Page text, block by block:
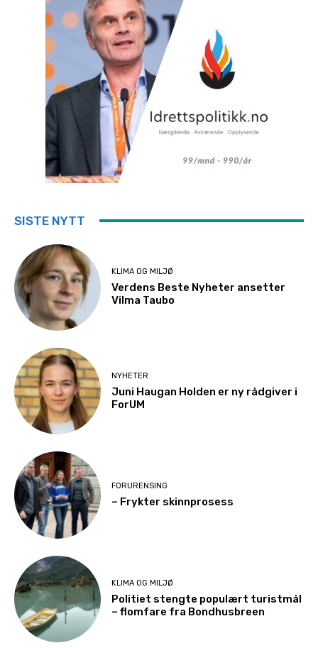
SISTE NYTT
KLIMA OG MILJØ
Verdens Beste Nyheter ansetter
Vilma Taubo
NYHETER
Juni Haugan Holden er ny rådgiver i
ForUM
FORURENSING
– Frykter skinnprosess
KLIMA OG MILJØ
Politiet stengte populært turistmål
– flomfare fra Bondhusbreen